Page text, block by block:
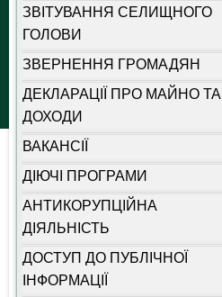
ЗВІТУВАННЯ СЕЛИЩНОГО
ГОЛОВИ
ЗВЕРНЕННЯ ГРОМАДЯН
ДЕКЛАРАЦІЇ ПРО МАЙНО ТА
ДОХОДИ
ВАКАНСІЇ
ДІЮЧІ ПРОГРАМИ
АНТИКОРУПЦІЙНА
ДІЯЛЬНІСТЬ
ДОСТУП ДО ПУБЛІЧНОЇ
ІНФОРМАЦІЇ